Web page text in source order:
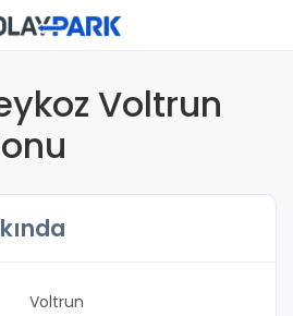
Voltrun
Voltrun